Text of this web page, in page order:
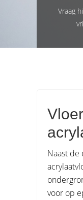
Vraag
Naast
voor op